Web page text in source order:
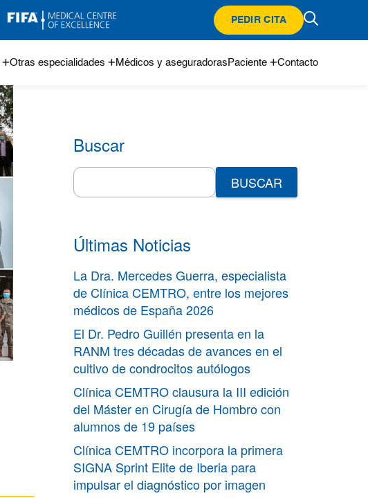
PEDIR CITA
Otras especialidades Médicos y aseguradoras Paciente Contacto
Buscar
Search
for:
Últimas Noticias
La Dra. Mercedes Guerra, especialista
de Clínica CEMTRO, entre los mejores
médicos de España 2026
El Dr. Pedro Guillén presenta en la
RANM tres décadas de avances en el
cultivo de condrocitos autólogos
Clínica CEMTRO clausura la III edición
del Máster en Cirugía de Hombro con
alumnos de 19 países
Clínica CEMTRO incorpora la primera
SIGNA Sprint Elite de Iberia para
impulsar el diagnóstico por imagen